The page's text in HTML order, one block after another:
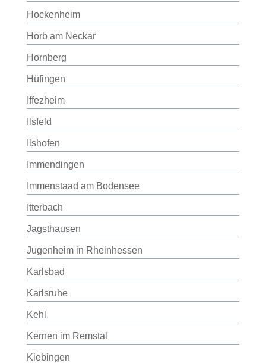
Hockenheim
Horb am Neckar
Hornberg
Hüfingen
Iffezheim
Ilsfeld
Ilshofen
Immendingen
Immenstaad am Bodensee
Itterbach
Jagsthausen
Jugenheim in Rheinhessen
Karlsbad
Karlsruhe
Kehl
Kernen im Remstal
Kiebingen